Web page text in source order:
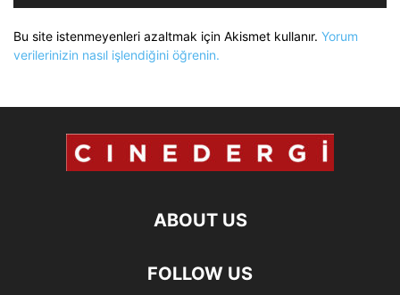
Bu site istenmeyenleri azaltmak için Akismet kullanır. Yorum
verilerinizin nasıl işlendiğini öğrenin.
ABOUT US
FOLLOW US